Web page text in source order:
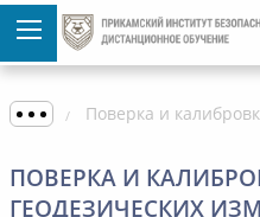
ПОВЕРКА И
ГЕОДЕЗИЧЕСКИХ